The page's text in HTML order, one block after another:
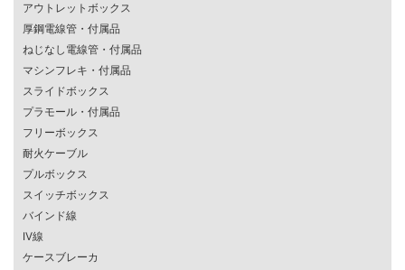
アウトレットボックス
厚鋼電線管・付属品
ねじなし電線管・付属品
マシンフレキ・付属品
スライドボックス
プラモール・付属品
フリーボックス
耐火ケーブル
プルボックス
スイッチボックス
バインド線
IV線
ケースブレーカ